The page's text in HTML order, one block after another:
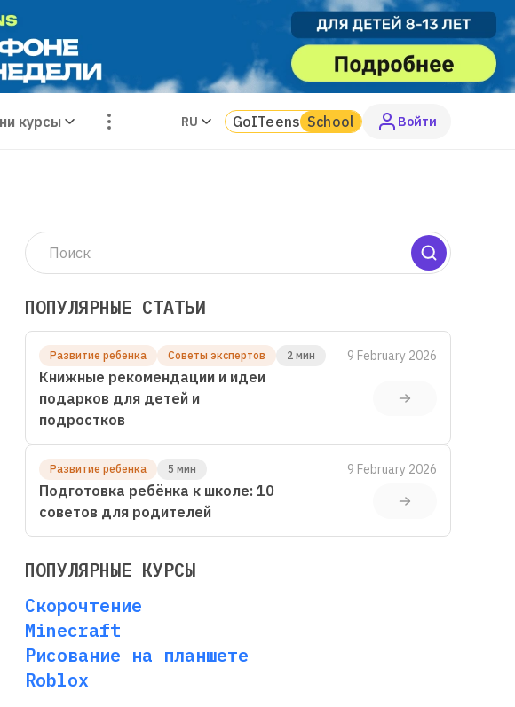
курсы RU GoITeens School Войти
ПОПУЛЯРНЫЕ СТАТЬИ
Развитие ребенка Советы экспертов 2 мин 9 February 2026
Книжные рекомендации и идеи
подарков для детей и
подростков
Развитие ребенка 5 мин 9 February 2026
Подготовка ребёнка к школе: 10
советов для родителей
ПОПУЛЯРНЫЕ КУРСЫ
Скорочтение
Minecraft
Рисование на планшете
Roblox